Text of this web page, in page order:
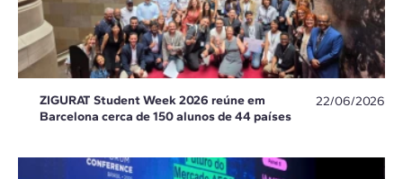
ZIGURAT Student Week 2026 reúne em
Barcelona cerca de 150 alunos de 44 países
22/06/2026